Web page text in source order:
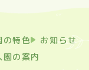
の特色
お知らせ
園の案内